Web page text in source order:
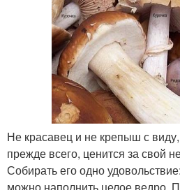
Не красавец и не крепыш с виду,
прежде всего, ценится за свой
Собирать его одно
можно наполнить целое ведро.